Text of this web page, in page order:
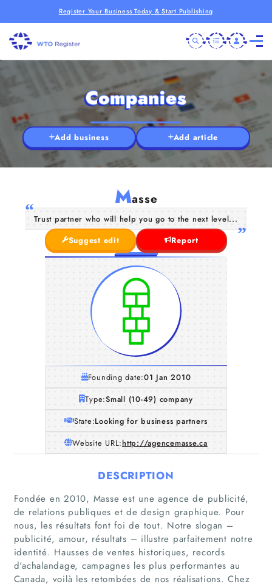
Register Your Business Today & Start Publishing
Companies
Add business Add article
Masse
Trust partner who will help you go to the next level...
Suggest edit
Report
Founding date:01 Jan 2010
Type:Small (10-49) company
State:Looking for business partners
Website URL:http://agencemasse.ca
DESCRIPTION
Fondée en 2010, Masse est une agence de publicité,
de relations publiques et de design graphique. Pour
nous, les résultats font foi de tout. Notre slogan –
publicité, amour, résultats – illustre parfaitement notre
identité. Hausses de ventes historiques, records
d'achalandage, campagnes les plus performantes au
Canada, voilà les retombées de nos réalisations. Chez